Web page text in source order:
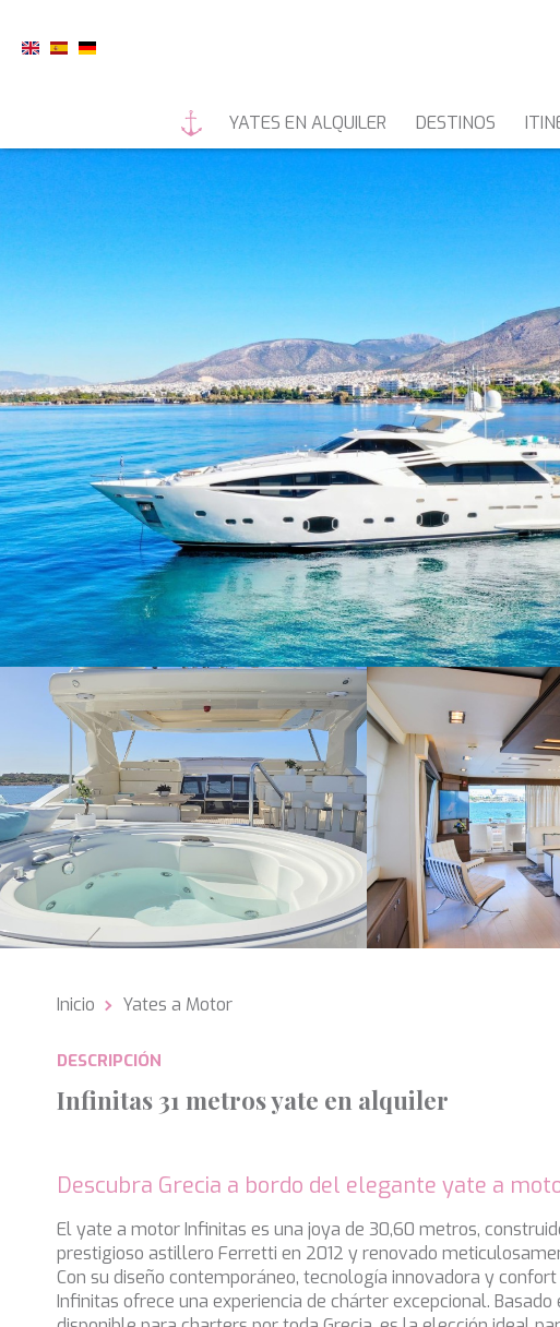
YATES EN ALQUILER
YATES A MOTOR
DESTINOS
Inicio Yates a Motor
DESCRIPCIÓN
Infinitas 31 metros yate en alquiler
Descubra Grecia a bordo del elegante yate a
El yate a motor Infinitas es una joya de 30,60 metros,
prestigioso astillero Ferretti en 2012 y renovado
Con su diseño contemporáneo, tecnología innovadora y
Infinitas ofrece una experiencia de chárter excepcional. Basado
Modificar
Técnicas y
Este sitio web
mejorar nuestros
instalación de las
pudiendo, si así
deberá tener en
medición de la
los usuarios con
Marketing y
Estas cookies
elecciones
hábitos de
en el sitio web y